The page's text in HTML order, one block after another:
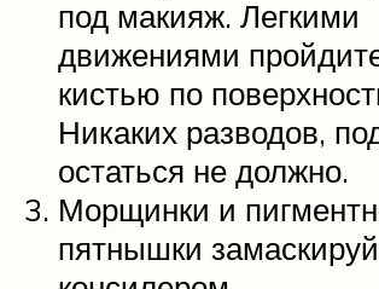
под макияж. Легкими
движениями
кистью по
Никаких разводов,
остаться не должно.
Морщинки и
пятнышки